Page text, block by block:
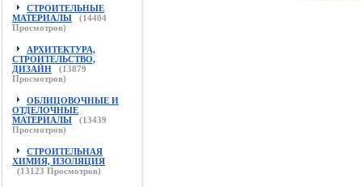
СТРОИТЕЛЬНЫЕ
МАТЕРИАЛЫ
(14404
Просмотров)
АРХИТЕКТУРА,
СТРОИТЕЛЬСТВО,
ДИЗАЙН
(13879
Просмотров)
ОБЛИЦОВОЧНЫЕ И
ОТДЕЛОЧНЫЕ
МАТЕРИАЛЫ
(13439
Просмотров)
СТРОИТЕЛЬНАЯ
ХИМИЯ, ИЗОЛЯЦИЯ
(13123 Просмотров)